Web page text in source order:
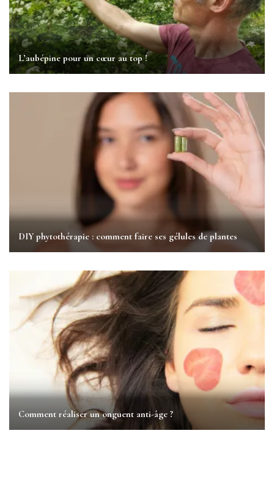
L’aubépine pour un cœur au top !
DIY phytothérapie : comment faire ses gélules de plantes
Comment réaliser un onguent anti-âge ?